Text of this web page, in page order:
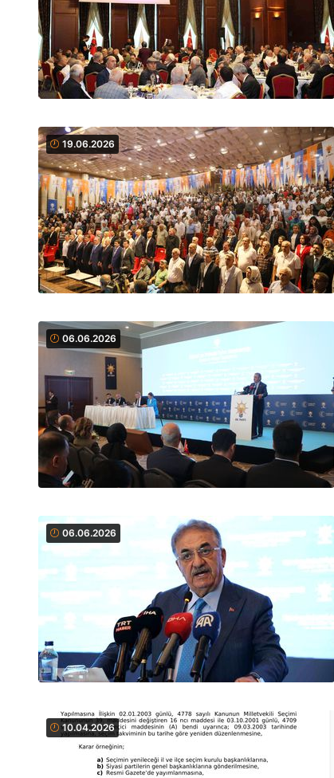
19.06.2026
06.06.2026
06.06.2026
10.04.2026